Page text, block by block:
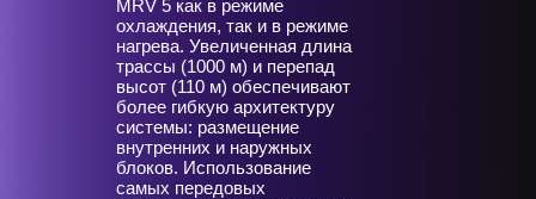
MRV 5 как в режиме
охлаждения, так и в режиме
нагрева. Увеличенная длина
трассы (1000 м) и перепад
высот (110 м) обеспечивают
более гибкую архитектуру
системы: размещение
внутренних и наружных
блоков. Использование
самых передовых